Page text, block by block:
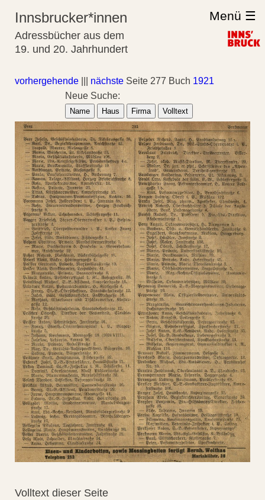
Innsbrucker*innen
Adressbücher aus dem
19. und 20. Jahrhundert
Menü ☰
vorhergehende nächste Seite 277 Buch 1921
Neue Suche:
Name Haus Firma Volltext
Volltext dieser Seite